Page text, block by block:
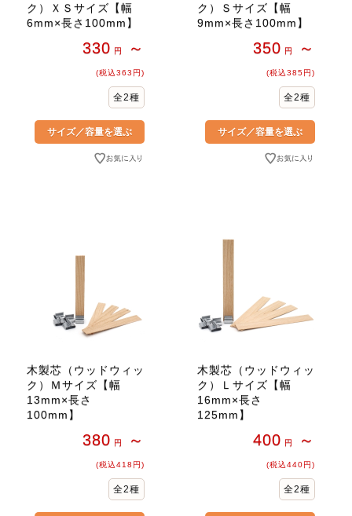
ク）ＸＳサイズ【幅
6mm×長さ100mm】
330 円 ～
(税込363円)
全2種
ク）Ｓサイズ【幅
9mm×長さ100mm】
350 円 ～
(税込385円)
全2種
木製芯（ウッドウィッ
ク）Ｍサイズ【幅
13mm×長さ
100mm】
380 円 ～
(税込418円)
全2種
木製芯（ウッドウィッ
ク）Ｌサイズ【幅
16mm×長さ
125mm】
400 円 ～
(税込440円)
全2種